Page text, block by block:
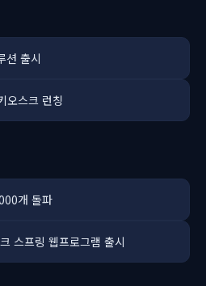
션 출시
오스크 런칭
개 돌파
스프링 웹프로그램 출시